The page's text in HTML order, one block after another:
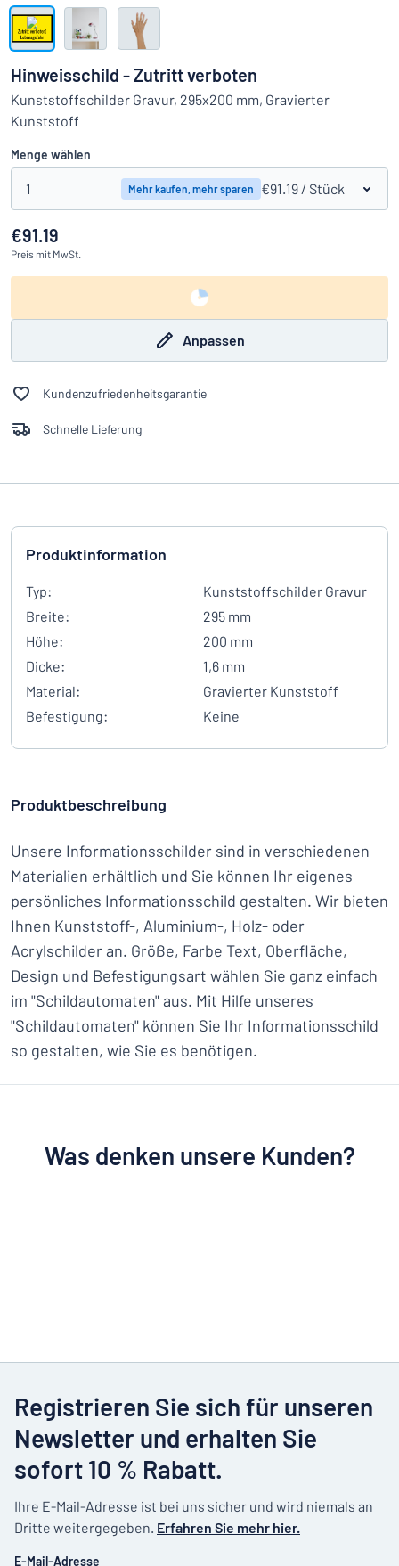
Das Gesuchte nicht gefunden? Schild hier entwerfen
Alle Kategorien anzeigen
Einloggen
Hinweisschild - Zutritt verboten
Kunststoffschilder Gravur, 295x200 mm, Gravierter
Kunststoff
Menge wählen
1 Mehr kaufen, mehr sparen €91.19 / Stück
€91.19
Preis mit MwSt.
Anpassen
Kundenzufriedenheitsgarantie
Schnelle Lieferung
Produktinformation
Typ:
Kunststoffschilder Gravur
Breite:
295 mm
Höhe:
200 mm
Dicke:
1,6 mm
Material:
Gravierter Kunststoff
Befestigung:
Keine
Produktbeschreibung
Unsere Informationsschilder sind in verschiedenen
Materialien erhältlich und Sie können Ihr eigenes
persönliches Informationsschild gestalten. Wir bieten
Ihnen Kunststoff-, Aluminium-, Holz- oder
Acrylschilder an. Größe, Farbe Text, Oberfläche,
Design und Befestigungsart wählen Sie ganz einfach
im "Schildautomaten" aus. Mit Hilfe unseres
"Schildautomaten" können Sie Ihr Informationsschild
so gestalten, wie Sie es benötigen.
Was denken unsere Kunden?
Registrieren Sie sich für unseren
Newsletter und erhalten Sie
sofort 10 % Rabatt.
Ihre E-Mail-Adresse ist bei uns sicher und wird niemals an
Dritte weitergegeben. Erfahren Sie mehr hier.
E-Mail-Adresse